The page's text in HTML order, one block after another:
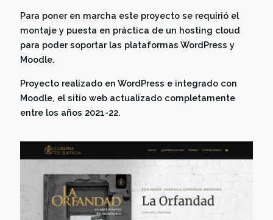
Para poner en marcha este proyecto se requirió el
montaje y puesta en práctica de un hosting cloud
para poder soportar las plataformas WordPress y
Moodle.
Proyecto realizado en WordPress e integrado con
Moodle, el sitio web actualizado completamente
entre los años 2021-22.